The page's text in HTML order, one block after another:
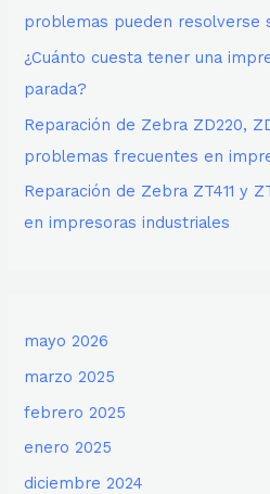
problemas pueden resolverse
¿Cuánto cuesta tener una
parada?
Reparación de Zebra ZD220,
problemas frecuentes en
Reparación de Zebra ZT411 y
en impresoras industriales
mayo 2026
marzo 2025
febrero 2025
enero 2025
diciembre 2024